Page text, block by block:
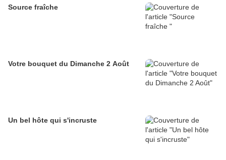
Source fraîche
Votre bouquet du Dimanche 2 Août
Un bel hôte qui s'incruste